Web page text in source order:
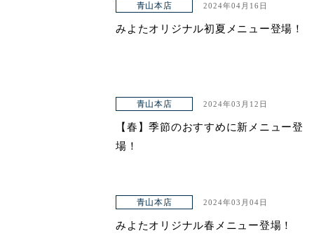
青山本店 2024年04月16日
みよたオリジナル初夏メニュー登場！
青山本店 2024年03月12日
【春】季節のおすすめに新メニュー登
場！
青山本店 2024年03月04日
みよたオリジナル春メニュー登場！